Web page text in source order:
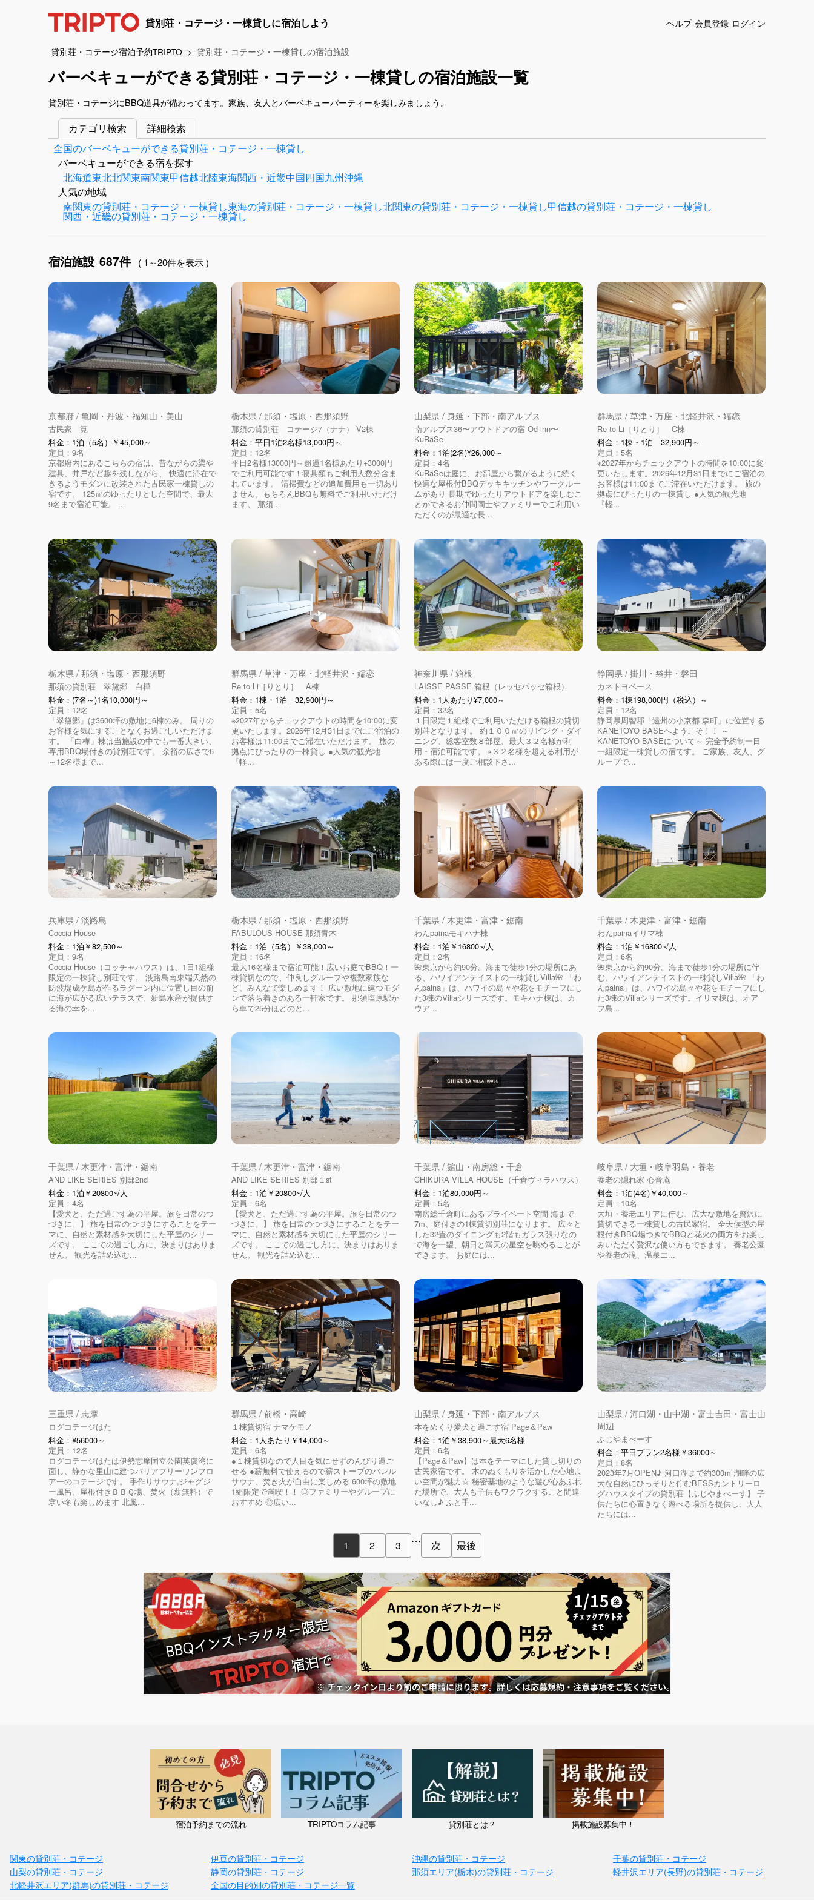
貸別荘・コテージ・一棟貸しに宿泊しよう ヘルプ 会員登録 ログイン
貸別荘・コテージ宿泊予約TRIPTO 貸別荘・コテージ・一棟貸しの宿泊施設
バーベキューができる貸別荘・コテージ・一棟貸しの宿泊施設一覧
貸別荘・コテージにBBQ道具が備わってます。家族、友人とバーベキューパーティーを楽しみましょう。
カテゴリ検索
詳細検索
全国のバーベキューができる貸別荘・コテージ・一棟貸し
バーベキューができる宿を探す
北海道東北北関東南関東甲信越北陸東海関西・近畿中国四国九州沖縄
人気の地域
南関東の貸別荘・コテージ・一棟貸し東海の貸別荘・コテージ・一棟貸し北関東の貸別荘・コテージ・一棟貸し甲信越の貸別荘・コテージ・一棟貸し
関西・近畿の貸別荘・コテージ・一棟貸し
宿泊施設 687件 ( 1～20件を表示 )
京都府 / 亀岡・丹波・福知山・美山
古民家 筧
料金：1泊（5名）￥45,000～
定員：9名
京都府内にあるこちらの宿は、昔ながらの梁や
建具、井戸など趣を残しながら、 快適に滞在で
きるようモダンに改装された古民家一棟貸しの
宿です。 125㎡のゆったりとした空間で、最大
9名まで宿泊可能。 ...
栃木県 / 那須・塩原・西那須野
那須の貸別荘 コテージ7（ナナ） V2棟
料金：平日1泊2名様13,000円～
定員：12名
平日2名様13000円～超過1名様あたり+3000円
でご利用可能です！寝具類もご利用人数分含ま
れています。 清掃費などの追加費用も一切あり
ません。もちろんBBQも無料でご利用いただけ
ます。 那須...
山梨県 / 身延・下部・南アルプス
南アルプス36〜アウトドアの宿 Od-inn〜
KuRaSe
料金：1泊(2名)¥26,000～
定員：4名
KuRaSeは庭に、お部屋から繋がるように続く
快適な屋根付BBQデッキキッチンやワークルー
ムがあり 長期でゆったりアウトドアを楽しむこ
とができるお仲間同士やファミリーでご利用い
ただくのが最適な長...
群馬県 / 草津・万座・北軽井沢・嬬恋
Re to Li［りとり］ C棟
料金：1棟・1泊 32,900円～
定員：5名
※2027年からチェックアウトの時間を10:00に変
更いたします。2026年12月31日までにご宿泊の
お客様は11:00までご滞在いただけます。 旅の
拠点にぴったりの一棟貸し ●人気の観光地
『軽...
栃木県 / 那須・塩原・西那須野
那須の貸別荘 翠黛郷 白樺
料金：(7名～)1名10,000円～
定員：12名
「翠黛郷」は3600坪の敷地に6棟のみ。 周りの
お客様を気にすることなくお過ごしいただけま
す。 「白樺」棟は当施設の中でも一番大きい、
専用BBQ場付きの貸別荘です。 余裕の広さで6
～12名様まで...
群馬県 / 草津・万座・北軽井沢・嬬恋
Re to Li［りとり］ A棟
料金：1棟・1泊 32,900円～
定員：5名
※2027年からチェックアウトの時間を10:00に変
更いたします。2026年12月31日までにご宿泊の
お客様は11:00までご滞在いただけます。 旅の
拠点にぴったりの一棟貸し ●人気の観光地
『軽...
神奈川県 / 箱根
LAISSE PASSE 箱根（レッセパッセ箱根）
料金：1人あたり¥7,000～
定員：32名
１日限定１組様でご利用いただける箱根の貸切
別荘となります。 約１００㎡のリビング・ダイ
ニング、総客室数８部屋、最大３２名様が利
用・宿泊可能です。 ※３２名様を超える利用が
ある際には一度ご相談下さ...
静岡県 / 掛川・袋井・磐田
カネトヨベース
料金：1棟198,000円（税込）～
定員：12名
静岡県周智郡「遠州の小京都 森町」に位置する
KANETOYO BASEへようこそ！！ ～
KANETOYO BASEについて～ 完全予約制一日
一組限定一棟貨しの宿です。 ご家族、友人、グ
ループで...
兵庫県 / 淡路島
Coccia House
料金：1泊￥82,500～
定員：9名
Coccia House（コッチャハウス）は、1日1組様
限定の一棟貸し別荘です。 淡路島南東端天然の
防波堤成ケ島が作るラグーン内に位置し目の前
に海が広がる広いテラスで、新島水産が提供す
る海の幸を...
栃木県 / 那須・塩原・西那須野
FABULOUS HOUSE 那須青木
料金：1泊（5名）￥38,000～
定員：16名
最大16名様まで宿泊可能！広いお庭でBBQ！一
棟貸切なので、仲良しグループや複数家族な
ど、みんなで楽しめます！ 広い敷地に建つモダ
ンで落ち着きのある一軒家です。 那須塩原駅か
ら車で25分ほどのと...
千葉県 / 木更津・富津・鋸南
わんpainaモキハナ棟
料金：1泊￥16800~/人
定員：2名
🌺東京から約90分。海まで徒歩1分の場所にあ
る、ハワイアンテイストの一棟貸しVilla🌺 「わ
んpaina」は、ハワイの島々や花をモチーフにし
た3棟のVillaシリーズです。モキハナ棟は、カ
ウア...
千葉県 / 木更津・富津・鋸南
わんpainaイリマ棟
料金：1泊￥16800~/人
定員：6名
🌺東京から約90分。海まで徒歩1分の場所に佇
む、ハワイアンテイストの一棟貸しVilla🌺 「わ
んpaina」は、ハワイの島々や花をモチーフにし
た3棟のVillaシリーズです。イリマ棟は、オア
フ島...
千葉県 / 木更津・富津・鋸南
AND LIKE SERIES 別邸2nd
料金：1泊￥20800~/人
定員：4名
【愛犬と、ただ過ごす為の平屋。旅を日常のつ
づきに。】 旅を日常のつづきにすることをテー
マに、自然と素材感を大切にした平屋のシリー
ズです。 ここでの過ごし方に、決まりはありま
せん。 観光を詰め込む...
千葉県 / 木更津・富津・鋸南
AND LIKE SERIES 別邸１st
料金：1泊￥20800~/人
定員：6名
【愛犬と、ただ過ごす為の平屋。旅を日常のつ
づきに。】 旅を日常のつづきにすることをテー
マに、自然と素材感を大切にした平屋のシリー
ズです。 ここでの過ごし方に、決まりはありま
せん。 観光を詰め込む...
千葉県 / 館山・南房総・千倉
CHIKURA VILLA HOUSE（千倉ヴィラハウス）
料金：1泊80,000円～
定員：5名
南房総千倉町にあるプライベート空間 海まで
7m、庭付きの1棟貸切別荘になります。 広々と
した32畳のダイニングも2階もガラス張りなの
で海を一望、朝日と満天の星空を眺めることが
できます。 お庭には...
岐阜県 / 大垣・岐阜羽島・養老
養老の隠れ家 心音庵
料金：1泊(4名)￥40,000～
定員：10名
大垣・養老エリアに佇む、広大な敷地を贅沢に
貸切できる一棟貸しの古民家宿。 全天候型の屋
根付きBBQ場つきでBBQと花火の両方をお楽し
みいただく贅沢な使い方もできます。 養老公園
や養老の滝、温泉エ...
三重県 / 志摩
ログコテージはた
料金：¥56000～
定員：12名
ログコテージはたは伊勢志摩国立公園英虞湾に
面し、静かな里山に建つバリアフリーワンフロ
アーのコテージです。 手作りサウナ,ジャグジ
ー風呂、屋根付きＢＢＱ場、焚火（薪無料）で
寒い冬も楽しめます 北風...
群馬県 / 前橋・高崎
１棟貸切宿 ナマケモノ
料金：1人あたり￥14,000～
定員：6名
●１棟貸切なので人目を気にせずのんびり過ご
せる ●薪無料で使えるので薪ストーブのバレル
サウナ、焚き火が自由に楽しめる 600坪の敷地
1組限定で満喫！！ ◎ファミリーやグループに
おすすめ ◎広い...
山梨県 / 身延・下部・南アルプス
本をめくり愛犬と過ごす宿 Page＆Paw
料金：1泊￥38,900～最大6名様
定員：6名
【Page＆Paw】は本をテーマにした貸し切りの
古民家宿です。 木のぬくもりを活かした心地よ
い空間が魅力☆ 秘密基地のような遊び心あふれ
た場所で、大人も子供もワクワクすること間違
いなし♪ ふと手...
山梨県 / 河口湖・山中湖・富士吉田・富士山
周辺
ふじやまべーす
料金：平日プラン2名様￥36000～
定員：8名
2023年7月OPEN♪ 河口湖まで約300m 湖畔の広
大な自然にひっそりと佇むBESSカントリーロ
グハウスタイプの貸別荘【ふじやまべーす】 子
供たちに心置きなく遊べる場所を提供し、大人
たちには...
1 2 3
…
次 最後
宿泊予約までの流れ TRIPTOコラム記事 貸別荘とは？ 掲載施設募集中！
関東の貸別荘・コテージ 伊豆の貸別荘・コテージ 沖縄の貸別荘・コテージ
千葉の貸別荘・コテージ
山梨の貸別荘・コテージ
静岡の貸別荘・コテージ 那須エリア(栃木)の貸別荘・コテージ
軽井沢エリア(長野)の貸別荘・コテージ
北軽井沢エリア(群馬)の貸別荘・コテージ
全国の目的別の貸別荘・コテージ一覧